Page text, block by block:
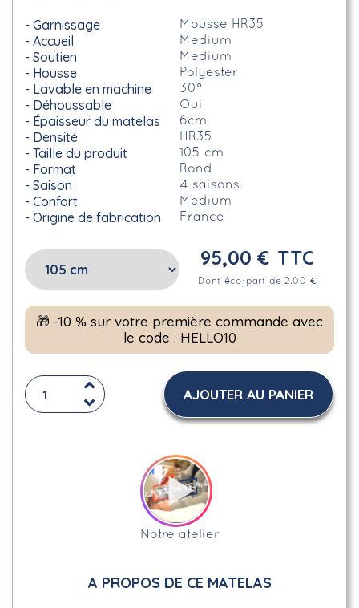
Garnissage Mousse HR35
Accueil Medium
Soutien Medium
Housse Polyester
Lavable en machine 30°
Déhoussable Oui
Épaisseur du matelas 6cm
Densité HR35
Taille du produit 105 cm
Format Rond
Saison 4 saisons
Confort Medium
Origine de fabrication France
95,00 € TTC
Dont éco-part de 2.00 €
🎁 -10 % sur votre première commande avec
le code : HELLO10
AJOUTER AU PANIER
Notre atelier
A PROPOS DE CE MATELAS